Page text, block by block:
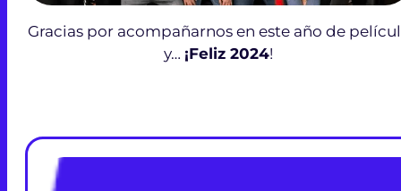
Gracias por acompañarnos en este año de
y… ¡Feliz 2024!